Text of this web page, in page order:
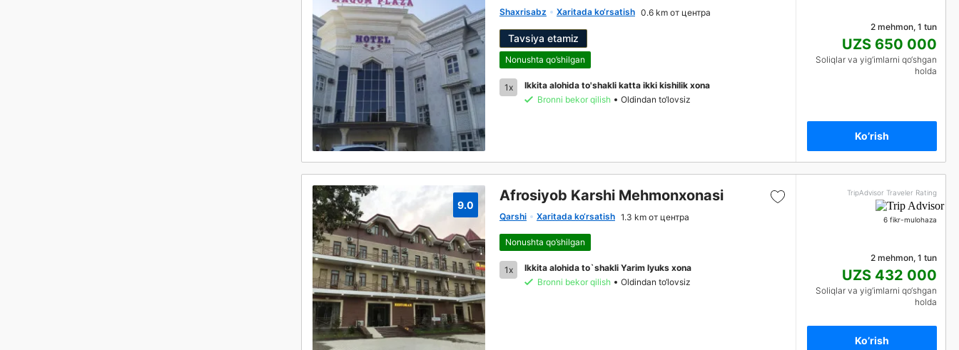
Shaxrisabz Xaritada ko‘rsatish 0.6 km от центра
Tavsiya etamiz
Nonushta qo’shilgan
1x
Ikkita alohida to'shakli katta ikki kishilik xona
Bronni bekor qilish
Oldindan to‘lovsiz
2 mehmon, 1 tun
UZS 650 000
Soliqlar va yig‘imlarni qo‘shgan
holda
Ko’rish
9.0
Afrosiyob Karshi Mehmonxonasi
Qarshi Xaritada ko‘rsatish 1.3 km от центра
Nonushta qo’shilgan
1x
Ikkita alohida to`shakli Yarim lyuks xona
Bronni bekor qilish
Oldindan to‘lovsiz
TripAdvisor Traveler Rating
6 fikr-mulohaza
2 mehmon, 1 tun
UZS 432 000
Soliqlar va yig‘imlarni qo‘shgan
holda
Ko’rish